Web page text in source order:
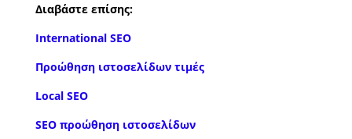
Διαβάστε επίσης:
International SEO
Προώθηση ιστοσελίδων τιμές
Local SEO
SEO προώθηση ιστοσελίδων